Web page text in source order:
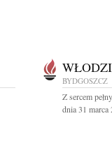
BYDGOSZCZ
Z sercem
dnia 31 marca